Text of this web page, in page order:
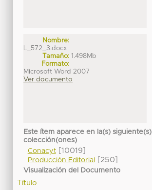
Nombre:
L_572_3.docx
Tamaño: 1.498Mb
Formato:
Microsoft Word 2007
Ver documento
Este ítem aparece en la(s) siguiente(s)
colección(ones)
Conacyt[10019]
Producción Editorial[250]
Visualización del Documento
Título